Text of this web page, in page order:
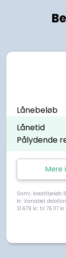
Lånebeløb
Lånetid
Pålydende
Mere
Saml. kreditbeløb
kr. Variabel
31.679 kr. til 76.117